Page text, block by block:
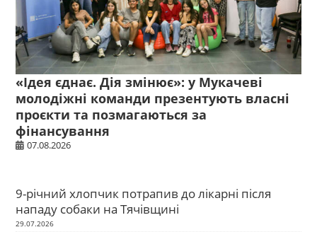
«Ідея єднає. Дія змінює»: у Мукачеві
молодіжні команди презентують власні
проєкти та позмагаються за
фінансування
07.08.2026
9-річний хлопчик потрапив до лікарні після
нападу собаки на Тячівщині
29.07.2026